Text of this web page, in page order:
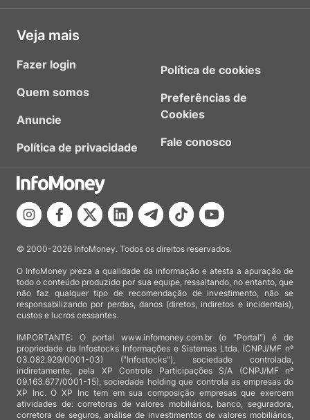
Veja mais
Fazer login
Quem somos
Anuncie
Política de privacidade
Política de cookies
Preferências de
Cookies
Fale conosco
© 2000-2026 InfoMoney. Todos os direitos reservados.
O InfoMoney preza a qualidade da informação e atesta a apuração de
todo o conteúdo produzido por sua equipe, ressaltando, no entanto, que
não faz qualquer tipo de recomendação de investimento, não se
responsabilizando por perdas, danos (diretos, indiretos e incidentais),
custos e lucros cessantes.
IMPORTANTE: O portal www.infomoney.com.br (o "Portal") é de
propriedade da Infostocks Informações e Sistemas Ltda. (CNPJ/MF nº
03.082.929/0001-03) ("Infostocks"), sociedade controlada,
indiretamente, pela XP Controle Participações S/A (CNPJ/MF nº
09.163.677/0001-15), sociedade holding que controla as empresas do
XP Inc. O XP Inc tem em sua composição empresas que exercem
atividades de: corretoras de valores mobiliários, banco, seguradora,
corretora de seguros, análise de investimentos de valores mobiliários,